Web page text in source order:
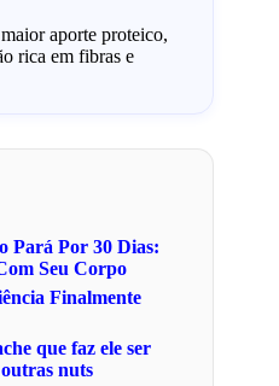
aporte proteico,
rica em fibras e
Pará Por 30 Dias:
Seu Corpo
Finalmente
que faz ele ser
nuts